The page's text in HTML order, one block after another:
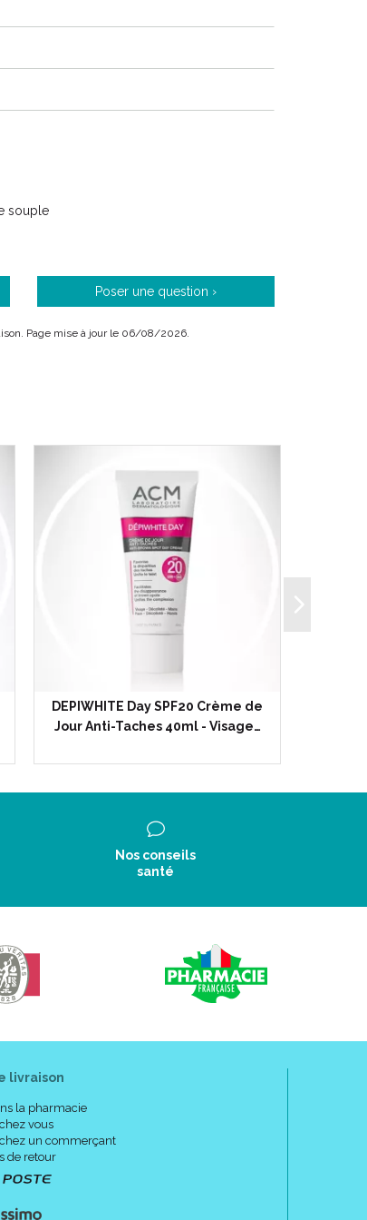
souple
Poser une question ›
Page mise à jour le 06/08/2026.
DEPIWHITE Day SPF20 Crème de
Jour Anti-Taches 40ml - Visage…
Nos conseils
santé
livraison
la pharmacie
vous
un commerçant
de retour